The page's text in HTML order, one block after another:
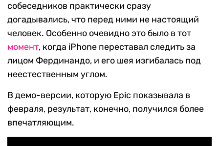
собеседников практически сразу
догадывались, что перед ними не настоящий
человек. Особенно очевидно это было в тот
момент, когда iPhone переставал следить за
лицом Фердинандо, и его шея изгибалась под
неестественным углом.
В демо-версии, которую Epic показывала в
февраля, результат, конечно, получился более
впечатляющим.